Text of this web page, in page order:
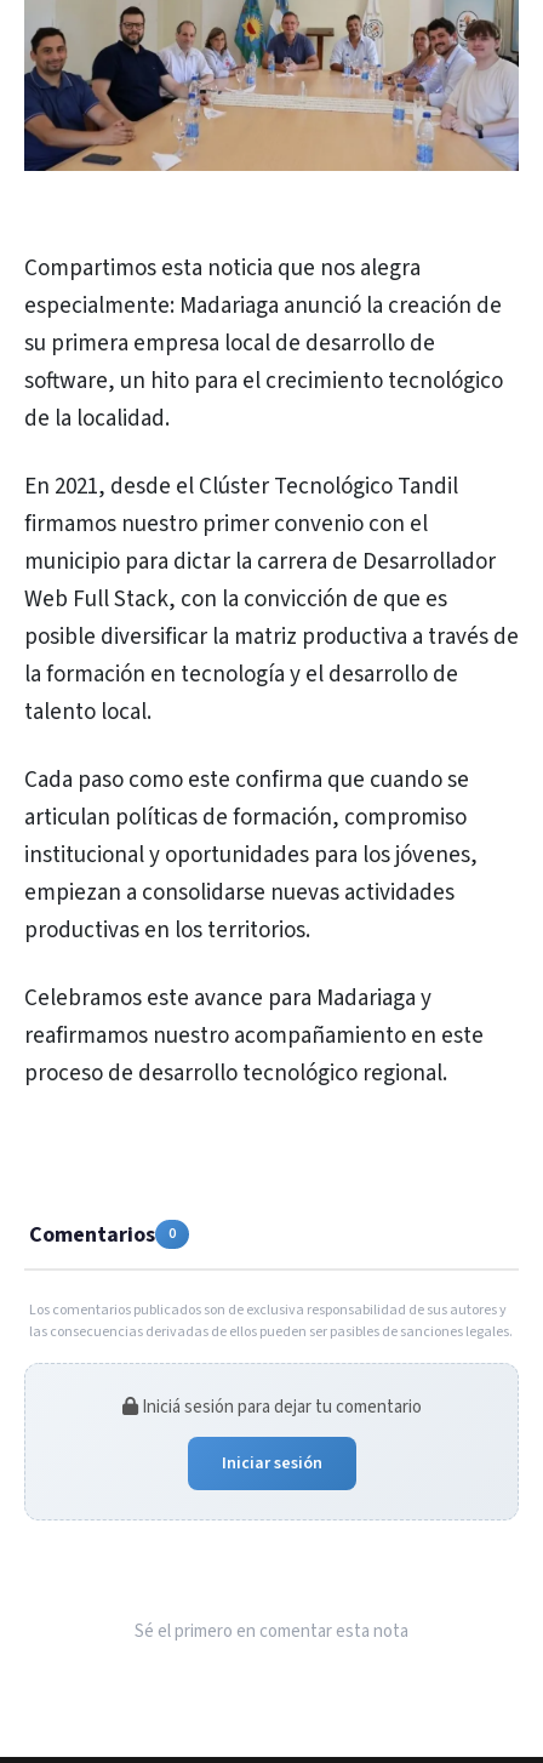
Compartimos esta noticia que nos alegra
especialmente: Madariaga anunció la creación de
su primera empresa local de desarrollo de
software, un hito para el crecimiento tecnológico
de la localidad.
En 2021, desde el Clúster Tecnológico Tandil
firmamos nuestro primer convenio con el
municipio para dictar la carrera de Desarrollador
Web Full Stack, con la convicción de que es
posible diversificar la matriz productiva a través de
la formación en tecnología y el desarrollo de
talento local.
Cada paso como este confirma que cuando se
articulan políticas de formación, compromiso
institucional y oportunidades para los jóvenes,
empiezan a consolidarse nuevas actividades
productivas en los territorios.
Celebramos este avance para Madariaga y
reafirmamos nuestro acompañamiento en este
proceso de desarrollo tecnológico regional.
Comentarios 0
Los comentarios publicados son de exclusiva responsabilidad de sus autores y
las consecuencias derivadas de ellos pueden ser pasibles de sanciones legales.
Iniciá sesión para dejar tu comentario
Iniciar sesión
Sé el primero en comentar esta nota